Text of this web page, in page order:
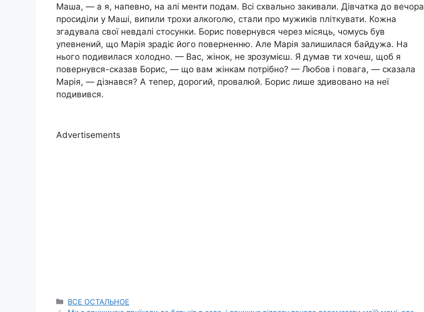
Маша, — а я, напевно, на алі менти подам. Всі схвально закивали. Дівчатка до вечора
просиділи у Маші, випили трохи алкоrолю, стали про мужиків пліткувати. Кожна
згадувала свої невдалі стосунки. Борис повернувся через місяць, чомусь був
упевнений, що Марія зрадіє його поверненню. Але Марія залишилася байдужа. На
нього подивилася холодно. — Вас, жінок, не зрозумієш. Я думав ти хочеш, щоб я
повернувся-сказав Борис, — що вам жінкам потрібно? — Любов і повага, — сказала
Марія, — дізнався? А тепер, дорогий, провалюй. Борис лише здивовано на неї
подивився.
Advertisements
Categories
ВСЕ ОСТАЛЬНОЕ